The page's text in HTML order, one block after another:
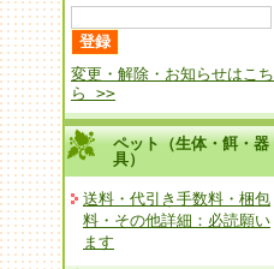
変更・解除・お知らせはこち
ら >>
ペット（生体・餌・器
具）
送料・代引き手数料・梱包
料・その他詳細：必読願い
ます